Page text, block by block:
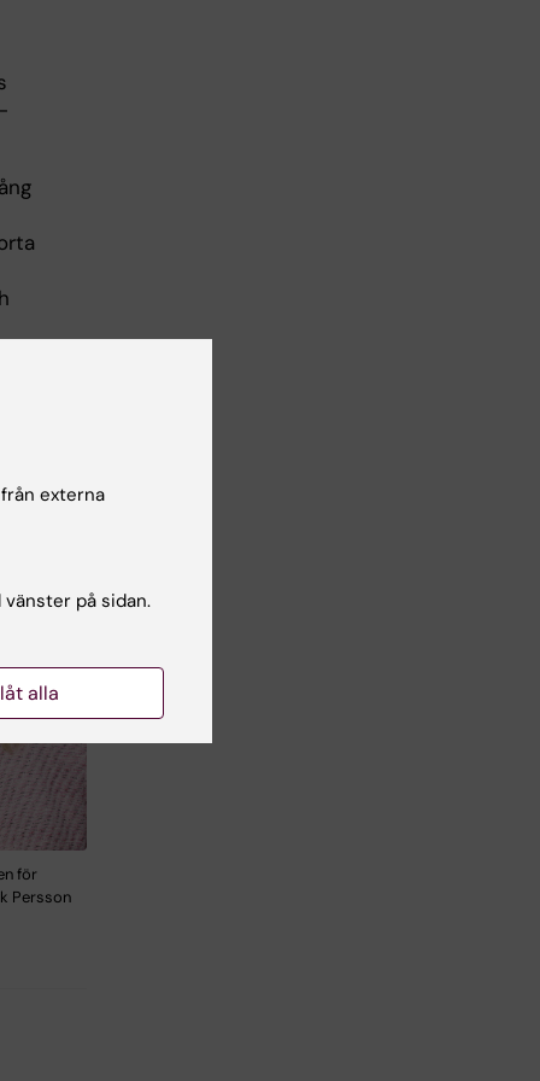
för
Persson
externa
på sidan.
alla